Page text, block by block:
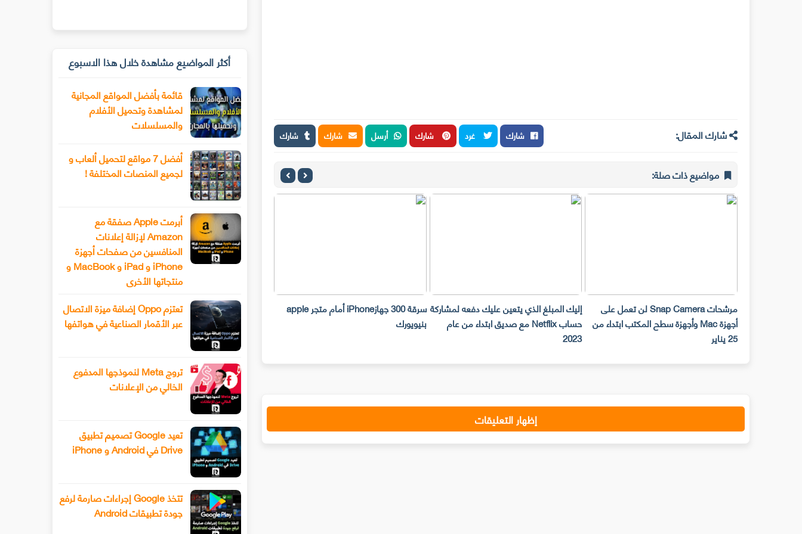
شارك المقال: شارك غرد شارك أرسل شارك شارك
مواضيع ذات صلة:
مرشحات Snap Camera لن تعمل على
أجهزة Mac وأجهزة سطح المكتب ابتداء من
25 يناير
إليك المبلغ الذي يتعين عليك دفعه لمشاركة
حساب Netflix مع صديق ابتداء من عام
2023
سرقة 300 جهازiPhone أمام متجر apple
بنيويورك
سيحصل هاتف Xiaomi 13 أخيرًا على عدسة
تليفوتوغرافي الفيديو المتقدمة باستخدام وضع
إظهار التعليقات
أكثر المواضيع مشاهدة خلال هذا الاسبوع
قائمة بأفضل المواقع المجانية
لمشاهدة وتحميل الأفلام
والمسلسلات
أفضل 7 مواقع لتحميل ألعاب و
لجميع المنصات المختلفة !
أبرمت Apple صفقة مع
Amazon لإزالة إعلانات
المنافسين من صفحات أجهزة
iPhone و iPad و MacBook و
منتجاتها الأخرى
تعتزم Oppo إضافة ميزة الاتصال
عبر الأقمار الصناعية في هواتفها
تروج Meta لنموذجها المدفوع
الخالي من الإعلانات
تعيد Google تصميم تطبيق
Drive في Android و iPhone
تتخذ Google إجراءات صارمة لرفع
جودة تطبيقات Android